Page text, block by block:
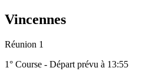
Vincennes
Réunion 1
1° Course - Départ prévu à 13:55